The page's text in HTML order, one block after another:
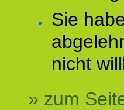
Sie
nicht
» zum